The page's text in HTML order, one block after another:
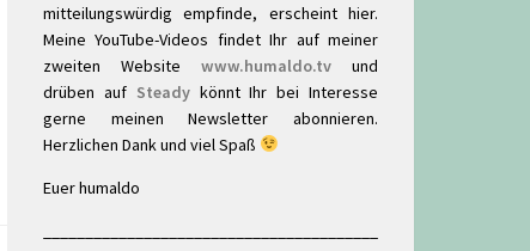
mitteilungswürdig empfinde, erscheint hier.
Meine YouTube-Videos findet Ihr auf meiner
zweiten Website www.humaldo.tv und
drüben auf Steadykönnt Ihr bei Interesse
gerne meinen Newsletter abonnieren.
Herzlichen Dank und viel Spaß
Euer humaldo